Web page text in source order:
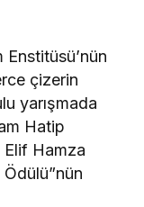
çizerin
yarışmada
Hatip
Elif Hamza